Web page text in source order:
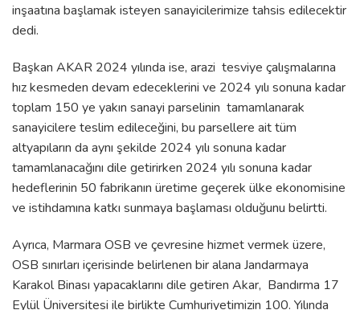
inşaatına başlamak isteyen sanayicilerimize tahsis edilecektir
dedi.
Başkan AKAR 2024 yılında ise, arazi tesviye çalışmalarına
hız kesmeden devam edeceklerini ve 2024 yılı sonuna kadar
toplam 150 ye yakın sanayi parselinin tamamlanarak
sanayicilere teslim edileceğini, bu parsellere ait tüm
altyapıların da aynı şekilde 2024 yılı sonuna kadar
tamamlanacağını dile getirirken 2024 yılı sonuna kadar
hedeflerinin 50 fabrikanın üretime geçerek ülke ekonomisine
ve istihdamına katkı sunmaya başlaması olduğunu belirtti.
Ayrıca, Marmara OSB ve çevresine hizmet vermek üzere,
OSB sınırları içerisinde belirlenen bir alana Jandarmaya
Karakol Binası yapacaklarını dile getiren Akar, Bandırma 17
Eylül Üniversitesi ile birlikte Cumhuriyetimizin 100. Yılında